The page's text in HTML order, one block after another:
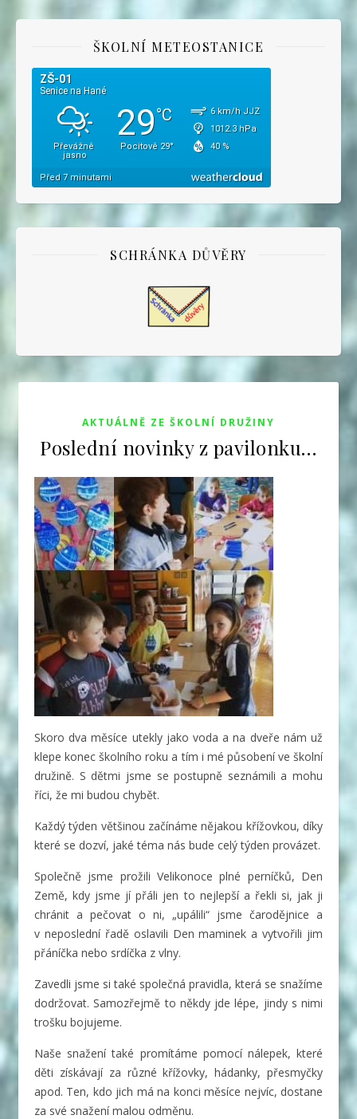
ŠKOLNÍ METEOSTANICE
SCHRÁNKA DŮVĚRY
AKTUÁLNĚ ZE ŠKOLNÍ DRUŽINY
Poslední novinky z pavilonku…
Skoro dva měsíce utekly jako voda a na dveře nám už
klepe konec školního roku a tím i mé působení ve školní
družině. S dětmi jsme se postupně seznámili a mohu
říci, že mi budou chybět.
Každý týden většinou začínáme nějakou křížovkou, díky
které se dozví, jaké téma nás bude celý týden provázet.
Společně jsme prožili Velikonoce plné perníčků, Den
Země, kdy jsme jí přáli jen to nejlepší a řekli si, jak ji
chránit a pečovat o ni, „upálili“ jsme čarodějnice a
v neposlední řadě oslavili Den maminek a vytvořili jim
přáníčka nebo srdíčka z vlny.
Zavedli jsme si také společná pravidla, která se snažíme
dodržovat. Samozřejmě to někdy jde lépe, jindy s nimi
trošku bojujeme.
Naše snažení také promítáme pomocí nálepek, které
děti získávají za různé křížovky, hádanky, přesmyčky
apod. Ten, kdo jich má na konci měsíce nejvíc, dostane
za své snažení malou odměnu.